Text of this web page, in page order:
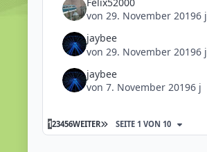
von 29. November 20196 j
jaybee
von 29. November 20196 j
jaybee
von 7. November 20196 j
123456WEITER SEITE 1 VON 10